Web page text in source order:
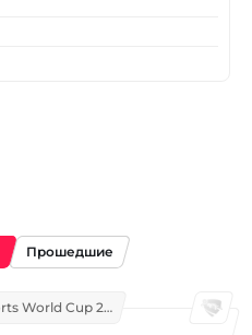
Прошедшие
Esports World Cup 2026